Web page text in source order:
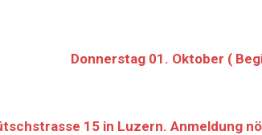
Donnerstag 01. Oktober (
15 in Luzern. Anmeldung